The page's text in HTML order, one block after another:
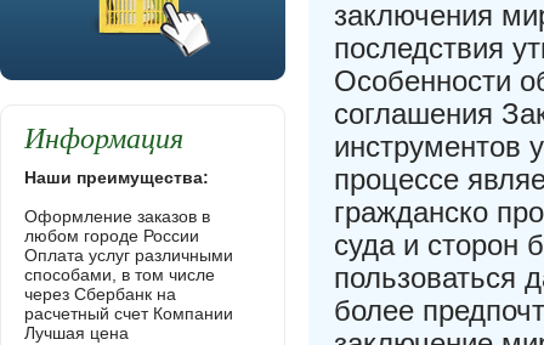
заключения
последствия
Особенности
соглашения
инструментов
процессе
гражданско
суда и сторон
пользоваться
более
Информация
Наши преимущества:
Оформление заказов в
любом городе России
Оплата услуг различными
способами, в том числе
через Сбербанк на
расчетный счет Компании
Лучшая цена